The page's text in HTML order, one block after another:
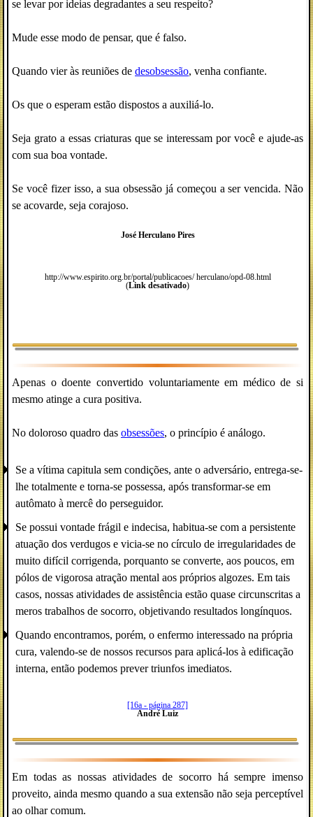
se levar por ideias degradantes a seu respeito?
Mude esse modo de pensar, que é falso.
Quando vier às reuniões de desobsessão, venha confiante.
Os que o esperam estão dispostos a auxiliá-lo.
Seja grato a essas criaturas que se interessam por você e ajude-as
com sua boa vontade.
Se você fizer isso, a sua obsessão já começou a ser vencida. Não
se acovarde, seja corajoso.
José Herculano Pires
http://www.espirito.org.br/portal/publicacoes/ herculano/opd-08.html
(Link desativado)
Apenas o doente convertido voluntariamente em médico de si
mesmo atinge a cura positiva.
No doloroso quadro das obsessões, o princípio é análogo.
Se a vítima capitula sem condições, ante o adversário, entrega-se-
lhe totalmente e torna-se possessa, após transformar-se em
autômato à mercê do perseguidor.
Se possui vontade frágil e indecisa, habitua-se com a persistente
atuação dos verdugos e vicia-se no círculo de irregularidades de
muito difícil corrigenda, porquanto se converte, aos poucos, em
pólos de vigorosa atração mental aos próprios algozes. Em tais
casos, nossas atividades de assistência estão quase circunscritas a
meros trabalhos de socorro, objetivando resultados longínquos.
Quando encontramos, porém, o enfermo interessado na própria
cura, valendo-se de nossos recursos para aplicá-los à edificação
interna, então podemos prever triunfos imediatos.
[16a - página 287]
André Luiz
Em todas as nossas atividades de socorro há sempre imenso
proveito, ainda mesmo quando a sua extensão não seja perceptível
ao olhar comum.